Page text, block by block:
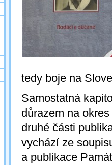
tedy boje na
Samostatná
důrazem na
druhé části
vychází ze
a publikace